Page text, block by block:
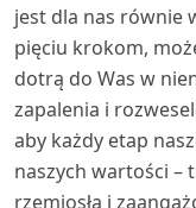
jest dla nas równie
pięciu krokom,
dotrą do Was w
zapalenia i
aby każdy etap
naszych wartości –
rzemiosła i